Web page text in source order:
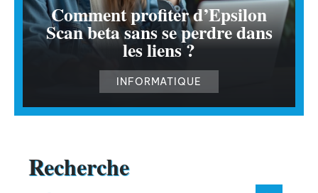
Comment profiter d’Epsilon
Scan beta sans se perdre dans
les liens ?
INFORMATIQUE
Recherche